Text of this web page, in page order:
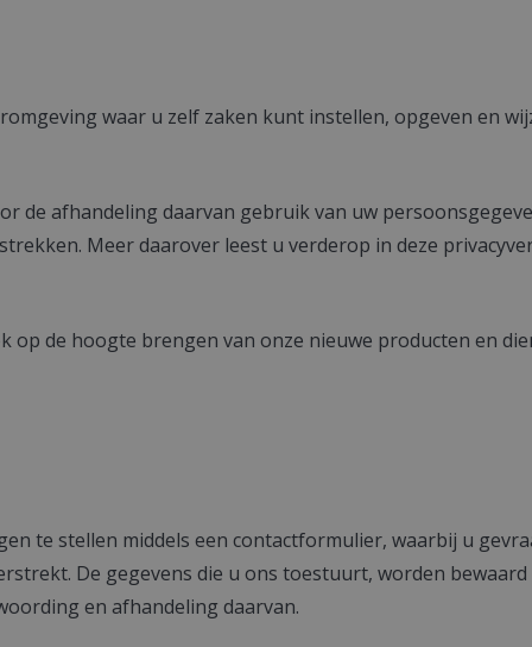
waar u zelf zaken kunt instellen, opgeven en
de afhandeling daarvan gebruik van uw
Meer daarover leest u verderop in deze
op de hoogte brengen van onze nieuwe producten en
te stellen middels een contactformulier, waarbij u
De gegevens die u ons toestuurt, worden
en afhandeling daarvan.